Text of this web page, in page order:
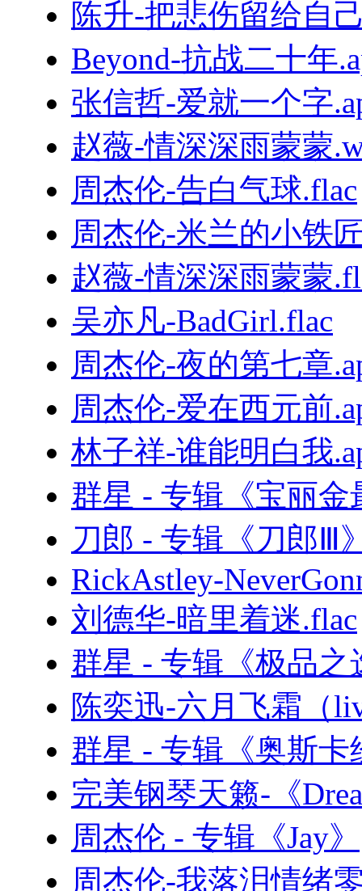
陈升-把悲伤留给自
Beyond-抗战二十年
张信哲-爱就一个字
赵薇-情深深雨蒙蒙
周杰伦-告白气球.flac
周杰伦-米兰的小铁
赵薇-情深深雨蒙蒙
吴亦凡-BadGirl.flac
周杰伦-夜的第七章
周杰伦-爱在西元前
林子祥-谁能明白我
群星 - 专辑《宝丽
刀郎 - 专辑《刀郎Ⅲ
RickAstley-
刘德华-暗里着迷.flac
群星 - 专辑《极品
陈奕迅-六月飞霜（
群星 - 专辑《奥斯卡
完美钢琴天籁-《
周杰伦 - 专辑《Jay
周杰伦-我落泪情绪